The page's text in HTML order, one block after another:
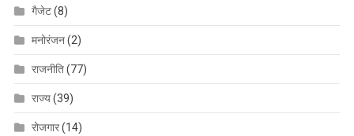
गैजेट(8)
मनोरंजन(2)
राजनीति(77)
राज्य(39)
रोजगार(14)